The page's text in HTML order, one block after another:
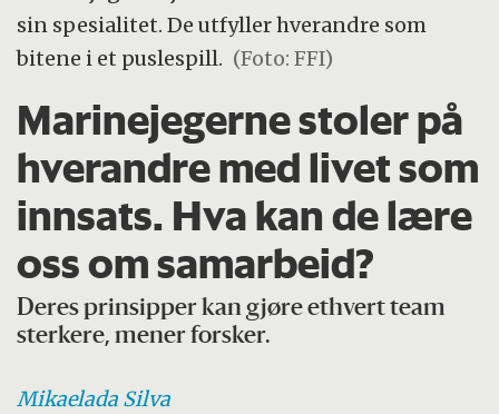
sin spesialitet. De utfyller hverandre som
bitene i et puslespill. (Foto: FFI)
Marinejegerne stoler på
hverandre med livet som
innsats. Hva kan de lære
oss om samarbeid?
Deres prinsipper kan gjøre ethvert team
sterkere, mener forsker.
Mikaelada Silva